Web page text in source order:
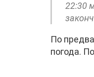
22:30
По
погода.